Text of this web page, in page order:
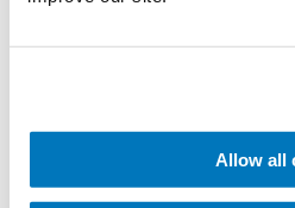
Allow all
confortablement installé
ci se relâche ou s'il y a des
peau peut être
constatez des changements
votre emboîture est ajustée.